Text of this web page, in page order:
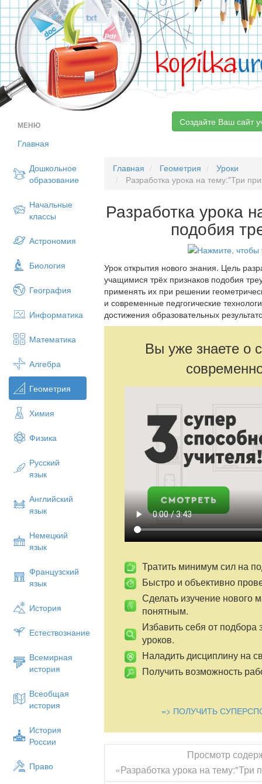
kopilka
МЕНЮ
Главная
Дошкольное
образование
Начальные
классы
Астрономия
Биология
География
Информатика
Математика
Алгебра
Геометрия
Химия
Физика
Русский
язык
Английский
язык
Немецкий
язык
Французский
язык
История
Естествознание
Всемирная
история
Всеобщая
история
История
России
Право
Создайте Ваш сайт
Главная Геометрия
Уроки
Разработка урока на тему:"Три
Разработка урока
подобия
Урок открытия нового знания. Цель
учащимися трёх признаков подобия
применять их при решении
и современные педгогические
достижения образовательных
Вы уже знаете о
Тратить минимум сил на
Быстро и объективно
Сделать изучение нового
понятным.
Избавить себя от подбора
уроков.
Наладить дисциплину на
Получить возможность
=> ПОЛУЧИТЬ
Просмотр
«Разработка урока на тему:"Три